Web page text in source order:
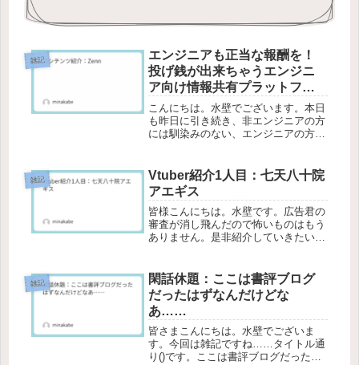
雑記
エンジニアも正当な報酬を！
投げ銭が出来ちゃうエンジニ
ア向け情報共有プラットフォ
ーム(Zenn)
こんにちは。水壁でございます。本日
も昨日に引き続き、非エンジニアの方
には馴染みのない、エンジニアの方に
ないので最後までお付き合いいただけ
ますと幸いです。ZennとはなにかZ...
雑記
Vtuber紹介1人目：七天八十院
アエギス
皆様こんにちは。水壁です。広告君の
審査が消し飛んだので怖いものはもう
ありません。是非紹介していきたい人
オペラができるVtuberそんなわけで今
回ご紹介するのはですね。ご本人...
雑記
閑話休題：ここは書評ブログ
だったはずなんだけどな
あ……
皆さまこんにちは。水壁でございま
す。今回は雑記ですね……タイトル通
り()です。ここは書評ブログだったは